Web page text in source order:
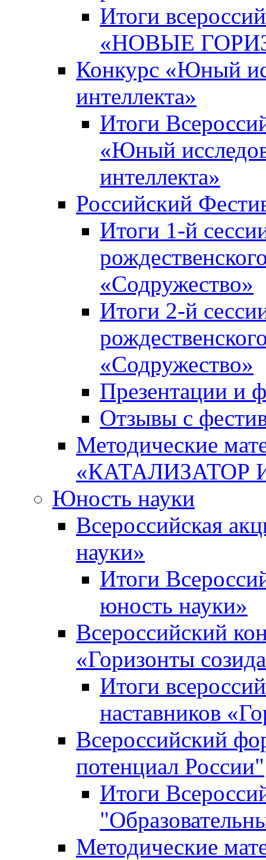
Итоги
«НОВЫЕ
Конкурс «Юный
интеллекта»
Итоги
«Юный
интеллекта»
Российский
Итоги 1-й
«Содружество»
Итоги 2-й
«Содружество»
Презентации и
Отзывы с
Методические
«КАТАЛИЗАТОР
Юность науки
Всероссийская
науки»
Итоги
юность науки»
Всероссийский
«Горизонты
Итоги
наставников
Всероссийский
потенциал России"
Итоги
Методические